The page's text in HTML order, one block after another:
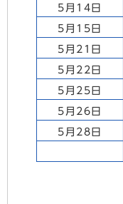
5月14日
5月15日
5月21日
5月22日
5月25日
5月26日
5月28日